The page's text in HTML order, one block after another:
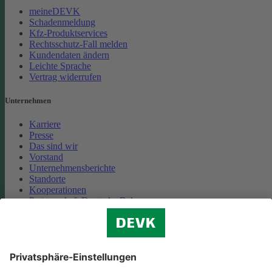
meineDEVK
Schadenmeldung
Kfz-Produktservices
Rechtsschutz-Fall melden
Kundendaten ändern
Leichte Sprache
Vertrag widerrufen
Unternehmen
Karriere
Presse
Das sind wir
Vorstand
Unternehmensberichte
Standorte
Kooperationen
Partnerschaft Deutsche Bahn